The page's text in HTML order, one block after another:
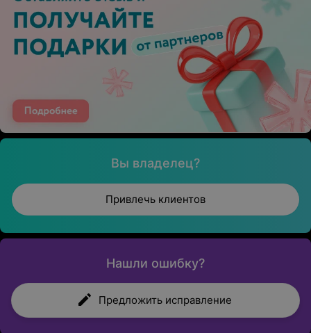
Вы владелец?
Привлечь клиентов
Нашли ошибку?
Предложить исправление